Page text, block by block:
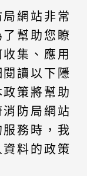
網站非常
幫助您瞭
集、應用
讀以下隱
策將幫助
防局網站
務時，我
料的政策